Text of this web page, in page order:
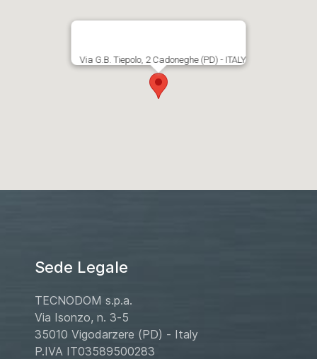
Via G.B. Tiepolo, 2 Cadoneghe (PD) - ITALY
Sede Legale
TECNODOM s.p.a.
Via Isonzo, n. 3-5
35010 Vigodarzere (PD) - Italy
P.IVA IT03589500283